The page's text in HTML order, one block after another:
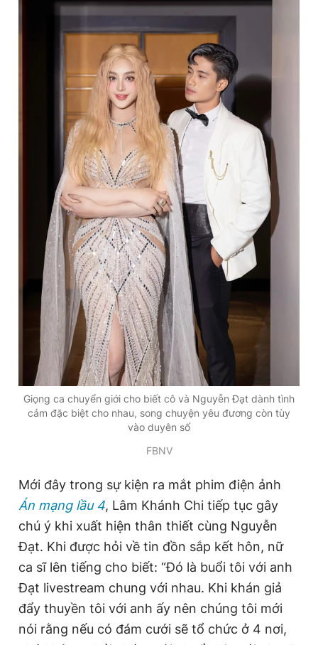
Giọng ca chuyển giới cho biết cô và Nguyễn Đạt dành tình
cảm đặc biệt cho nhau, song chuyện yêu đương còn tùy
vào duyên số
FBNV
Mới đây trong sự kiện ra mắt phim điện ảnh
Án mạng lầu 4, Lâm Khánh Chi tiếp tục gây
chú ý khi xuất hiện thân thiết cùng Nguyễn
Đạt. Khi được hỏi về tin đồn sắp kết hôn, nữ
ca sĩ lên tiếng cho biết: “Đó là buổi tôi với anh
Đạt livestream chung với nhau. Khi khán giả
đẩy thuyền tôi với anh ấy nên chúng tôi mới
nói rằng nếu có đám cưới sẽ tổ chức ở 4 nơi,